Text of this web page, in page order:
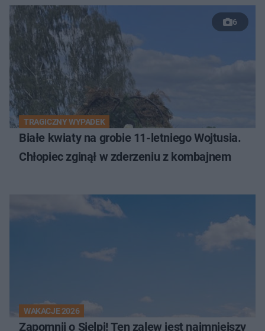
6
TRAGICZNY WYPADEK
Białe kwiaty na grobie 11-letniego Wojtusia.
Chłopiec zginął w zderzeniu z kombajnem
WAKACJE 2026
Zapomnij o Sielpi! Ten zalew jest najmniejszy